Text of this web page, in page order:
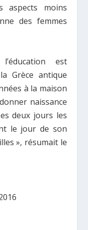
aspects moins
des femmes
est
Grèce antique
à la maison
naissance
deux jours les
le jour de son
», résumait le